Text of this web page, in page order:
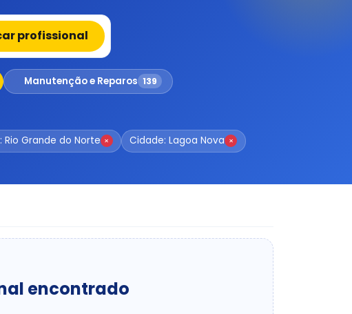
profissional
Manutenção e Reparos 139
Rio Grande do Norte × Cidade: Lagoa Nova ×
encontrado